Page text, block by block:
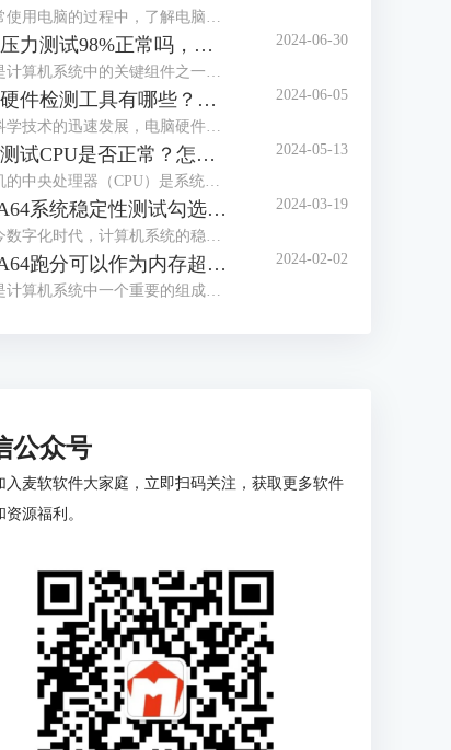
在日常使用电脑的过程中，了解电脑的硬件信息是解决问题、升级硬件或进行维护的关键步骤。通过查看电脑的真实硬件信息，我们可以了解处理器、内存、显卡等组件的详细信息，从而更好地了解电脑的性能和使用状况。接下来给大家介绍怎么查看电脑真实硬件信息，怎么查看电脑硬件内存。
显卡压力测试98%正常吗，显卡压力测试98还能用多久
显卡是计算机系统中的关键组件之一，负责处理图形和图像计算任务。在使用计算机过程中，用户可能会进行显卡压力测试，以评估其性能和稳定性。下面来给大家介绍显卡压力测试98%正常吗，显卡压力测试98还能用多久的内容。
2024-06-30
电脑硬件检测工具有哪些？电脑硬件检测工具哪个好？
随着科学技术的迅速发展，电脑硬件也是处于日新月异的变化，为了充分发挥电脑的性能，我们通常需要使用专业的硬件检测工具。这些工具不仅可以帮助用户了解电脑硬件的状态，还能提供有效的优化建议。接下来给大家介绍电脑硬件检测工具有哪些，电脑硬件检测工具哪个好。
2024-06-05
怎么测试CPU是否正常？怎么测试CPU性能？
计算机的中央处理器（CPU）是系统的心脏，对其性能的影响至关重要。因此，CPU能否正常运转是一个电脑系统工作的关键，下面给大家介绍怎么测试CPU是否正常，怎么测试CPU性能的具体内容。
2024-05-13
AIDA64系统稳定性测试勾选哪几个？AIDA64系统稳定性测试要多久？
在当今数字化时代，计算机系统的稳定性对于用户体验和工作效率至关重要。AIDA64是一款强大的系统测试工具，通过其系统稳定性测试功能，用户能够全面评估计算机的性能和稳定性。而在进行AIDA64软件进行系统稳定性测试时，选择合适的项目十分重要，下面给大家介绍AIDA64系统稳定性测试勾选哪几个，AIDA64系统稳定性测试要多久的具体内容。
2024-03-19
AIDA64跑分可以作为内存超频依据么 为什么内存跑分低
内存是计算机系统中一个重要的组成部分，其性能直接影响着整个系统的运行效率。为了更好地优化和评估内存系统的性能，人们设计了内存基准测试这一方法。内存基准测试通过设计不同的测试场景和工作负载，来模拟和衡量实际应用场景下内存的各种性能指标，从而为内存系统的优化提供依据。那AIDA64跑分可以作为内存超频依据么？为什么内存跑分低，本文向大家作简单介绍。
2024-02-02
公众号
入麦软软件大家庭，立即扫码关注，获取更多软件
资源福利。